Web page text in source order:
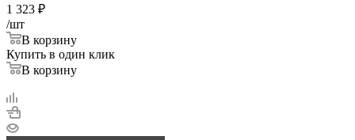
1 323 ₽
/шт
В корзину
Купить в один клик
В корзину